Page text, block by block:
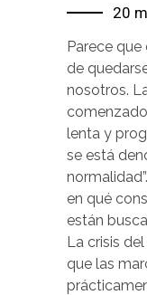
20
Parece
de
nosotros.
lenta y
se está
en qué
están
La crisis
que las